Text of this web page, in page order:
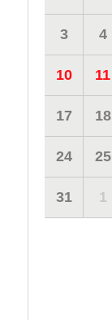
3 4
10 11
17 18
24 25
31 1